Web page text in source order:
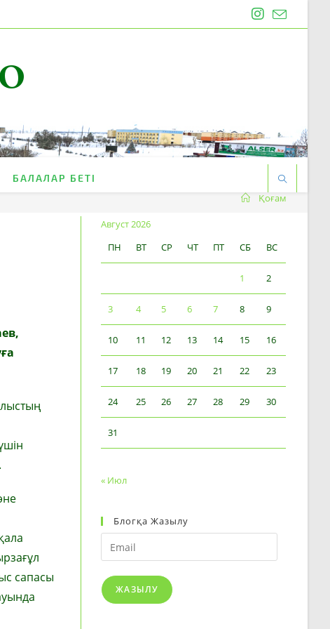
БАЛАЛАР БЕТІ
Қоғам
сапасы
Август 2026
ПН
ВТ СР ЧТ ПТ СБ ВС
1 2
3 4 5 6 7 8 9
10 11 12 13 14 15 16
17 18 19 20 21 22 23
24 25 26 27 28 29 30
31
« Июл
Блогқа Жазылу
Email
ЖАЗЫЛУ